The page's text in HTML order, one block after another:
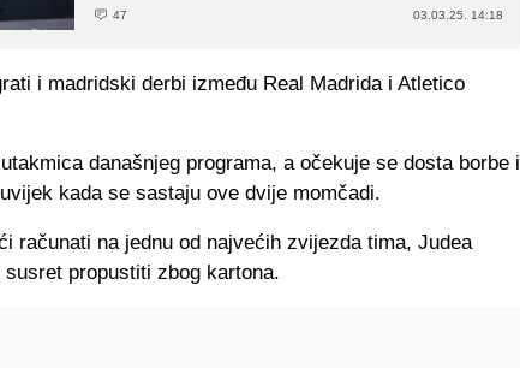
47 03.03.25. 14:18
i madridski derbi između Real Madrida i Atletico
današnjeg programa, a očekuje se dosta borbe i
kada se sastaju ove dvije momčadi.
računati na jednu od najvećih zvijezda tima, Judea
propustiti zbog kartona.